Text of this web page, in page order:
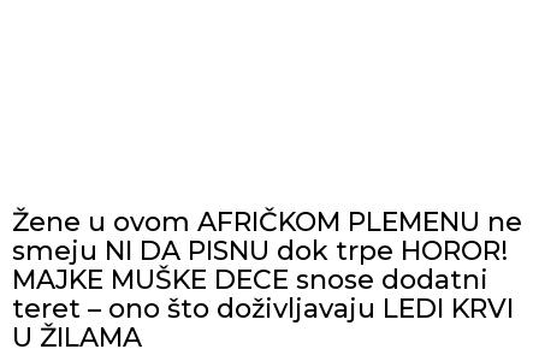
Žene u ovom AFRIČKOM PLEMENU ne
smeju NI DA PISNU dok trpe HOROR!
MAJKE MUŠKE DECE snose dodatni
teret – ono što doživljavaju LEDI KRVI
U ŽILAMA